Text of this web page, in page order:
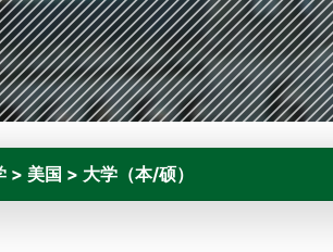
> 美国 > 大学（本/硕）